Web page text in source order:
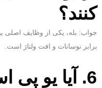
کنند؟
جواب: بله، یکی از وظایف اصلی
برابر نوسانات و افت ولتاژ است.
6. آیا یو